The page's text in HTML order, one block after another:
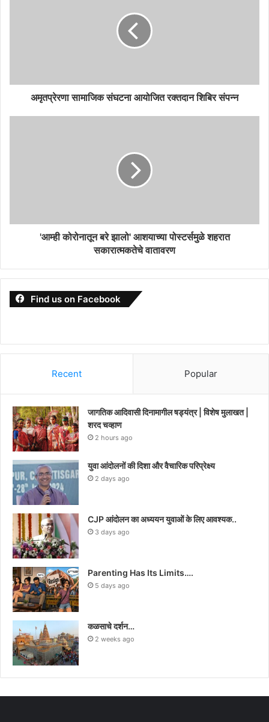
अमृतप्रेरणा सामाजिक संघटना आयोजित रक्तदान शिबिर संपन्न
'आम्ही कोरोनातून बरे झालो' आशयाच्या पोस्टर्समुळे शहरात
सकारात्मकतेचे वातावरण
Find us on Facebook
Recent Popular
जागतिक आदिवासी दिनामागील षड्यंत्र | विशेष मुलाखत |
शरद चव्हाण
2 hours ago
युवा आंदोलनों की दिशा और वैचारिक परिप्रेक्ष्य
2 days ago
CJP आंदोलन का अध्ययन युवाओं के लिए आवश्यक..
3 days ago
Parenting Has Its Limits….
5 days ago
कळसाचे दर्शन…
2 weeks ago